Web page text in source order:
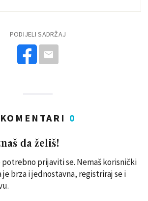
PODIJELI SADRŽAJ
KOMENTARI 0
da želiš!
prijaviti se. Nemaš korisnički
je brza i jednostavna, registriraj se i